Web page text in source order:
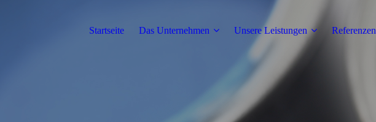
Startseite Das Unternehmen Unsere Leistungen Referenzen